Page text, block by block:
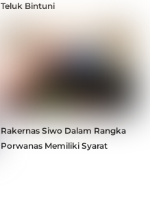
Teluk Bintuni
Rakernas Siwo Dalam Rangka
Porwanas Memiliki Syarat